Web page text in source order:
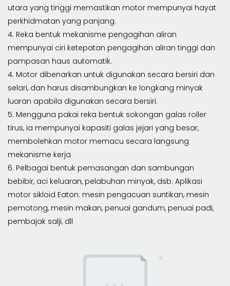
utara yang tinggi memastikan motor mempunyai hayat
perkhidmatan yang panjang.
4. Reka bentuk mekanisme pengagihan aliran
mempunyai ciri ketepatan pengagihan aliran tinggi dan
pampasan haus automatik.
4. Motor dibenarkan untuk digunakan secara bersiri dan
selari, dan harus disambungkan ke longkang minyak
luaran apabila digunakan secara bersiri.
5. Mengguna pakai reka bentuk sokongan galas roller
tirus, ia mempunyai kapasiti galas jejari yang besar,
membolehkan motor memacu secara langsung
mekanisme kerja
6. Pelbagai bentuk pemasangan dan sambungan
bebibir, aci keluaran, pelabuhan minyak, dsb. Aplikasi
motor sikloid Eaton: mesin pengacuan suntikan, mesin
pemotong, mesin makan, penuai gandum, penuai padi,
pembajak salji, dll